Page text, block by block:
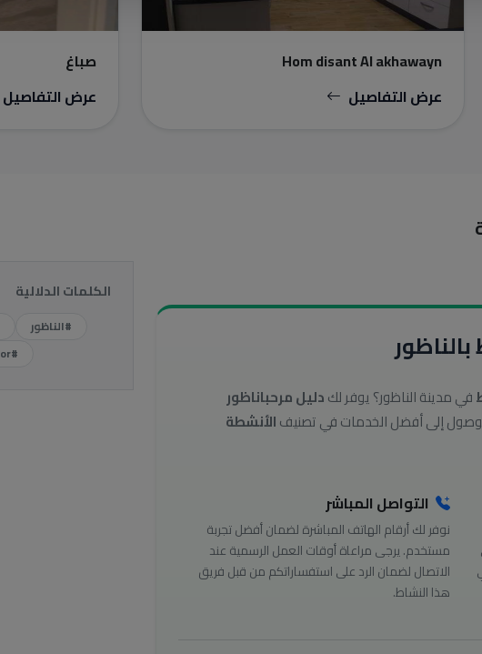
Hom disant Al akhawayn
عرض التفاصيل
صباغ
عرض التفاصيل
في مدينة الناظور؟ يوفر لكدليل مرحباناظور
الأنشطة
التواصل المباشر
نوفر لك أرقام الهاتف المباشرة لضمان أفضل تجربة
مستخدم. يرجى مراعاة أوقات العمل الرسمية عند
الاتصال لضمان الرد على استفساراتكم من قبل فريق
هذا النشاط.
الكلمات الدلالية
#الناظور
#Nador